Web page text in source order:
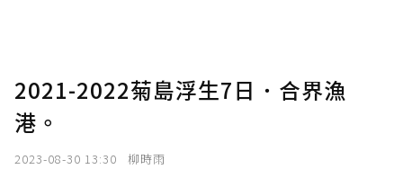
2021-2022菊島浮生7日．合界漁
港。
2023-08-30 13:30 柳時雨